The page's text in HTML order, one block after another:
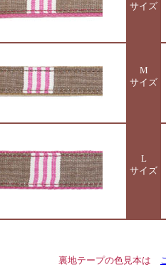
サイズ
M
サイズ
L
サイズ
裏地テープの色見本は